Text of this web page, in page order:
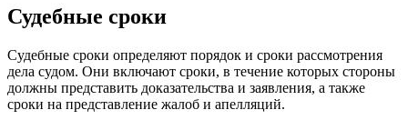
Судебные сроки
Судебные сроки определяют порядок и сроки рассмотрения
дела судом. Они включают сроки, в течение которых стороны
должны представить доказательства и заявления, а также
сроки на представление жалоб и апелляций.